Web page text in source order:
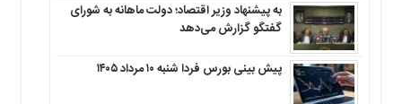
به پیشنهاد وزیر اقتصاد؛ دولت ماهانه به شورای
گفتگو گزارش می‌دهد
پیش بینی بورس فردا شنبه ۱۰ مرداد ۱۴۰۵